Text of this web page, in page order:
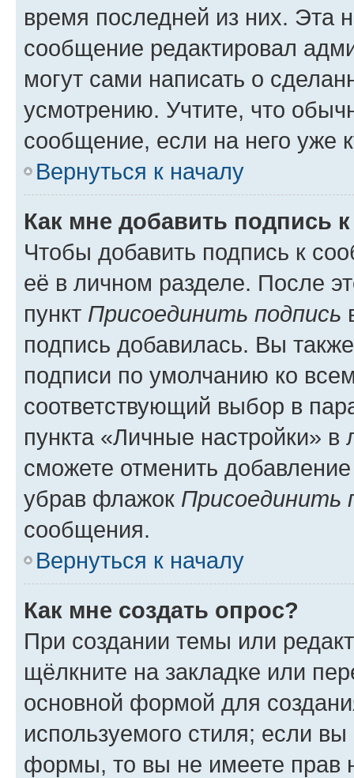
время последней из них. Эта
сообщение редактировал
могут сами написать о
усмотрению. Учтите, что
сообщение, если на него уже
Вернуться к началу
Как мне добавить подпись
Чтобы добавить подпись к
её в личном разделе. После
пункт Присоединить подпись
подпись добавилась. Вы
подписи по умолчанию ко
соответствующий выбор в
пункта «Личные настройки»
сможете отменить
убрав флажок Присоединить
сообщения.
Вернуться к началу
Как мне создать опрос?
При создании темы или
щёлкните на закладке или
основной формой для
используемого стиля; если
формы, то вы не имеете прав